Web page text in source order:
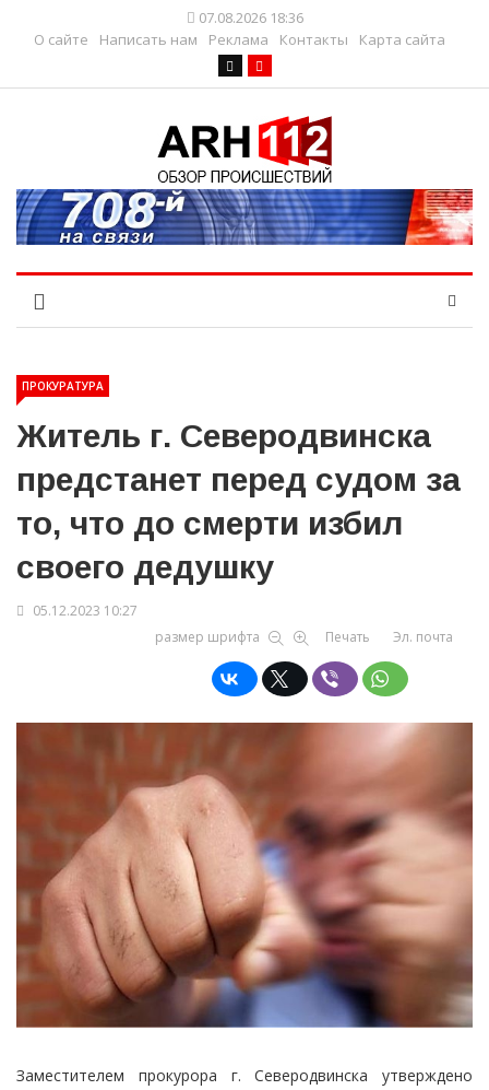
07.08.2026 18:36
О сайте
Написать нам Реклама Контакты Карта сайта
ПРОКУРАТУРА
Житель г. Северодвинска
предстанет перед судом за
то, что до смерти избил
своего дедушку
05.12.2023 10:27
размер шрифта
Печать Эл. почта
Заместителем прокурора г. Северодвинска утверждено